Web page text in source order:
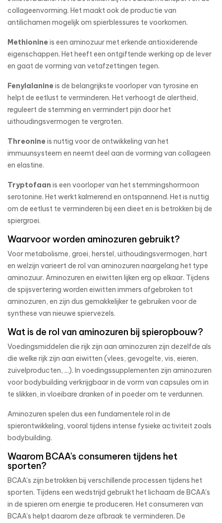
collageenvorming. Het maakt ook de productie van
antilichamen mogelijk om spierblessures te voorkomen.
Methionine is een aminozuur met erkende antioxiderende
eigenschappen. Het heeft een ontgiftende werking op de lever
en gaat de vorming van vetafzettingen tegen.
Fenylalanine is de belangrijkste voorloper van tyrosine en
helpt de eetlust te verminderen. Het verhoogt de alertheid,
reguleert de stemming en vermindert pijn door het
uithoudingsvermogen te vergroten.
Threonine is nuttig voor de ontwikkeling van het
immuunsysteem en neemt deel aan de vorming van collageen
en elastine.
Tryptofaan is een voorloper van het stemmingshormoon
serotonine. Het werkt kalmerend en ontspannend. Het is nuttig
om de eetlust te verminderen bij een dieet en is betrokken bij de
spiergroei.
Waarvoor worden aminozuren gebruikt?
Voor metabolisme, groei, herstel, uithoudingsvermogen, hart
en welzijn varieert de rol van aminozuren naargelang het type
aminozuur. Aminozuren en eiwitten lijken erg op elkaar. Tijdens
de spijsvertering worden eiwitten immers afgebroken tot
aminozuren, en zijn dus gemakkelijker te gebruiken voor de
synthese van nieuwe spiervezels.
Wat is de rol van aminozuren bij spieropbouw?
Voedingsmiddelen die rijk zijn aan aminozuren zijn dezelfde als
die welke rijk zijn aan eiwitten (vlees, gevogelte, vis, eieren,
zuivelproducten, ...). In voedingssupplementen zijn aminozuren
voor bodybuilding verkrijgbaar in de vorm van capsules om in
te slikken, in vloeibare dranken of in poeder om te verdunnen.
Aminozuren spelen dus een fundamentele rol in de
spierontwikkeling, vooral tijdens intense fysieke activiteit zoals
bodybuilding.
Waarom BCAA's consumeren tijdens het
sporten?
BCAA's zijn betrokken bij verschillende processen tijdens het
sporten. Tijdens een wedstrijd gebruikt het lichaam de BCAA's
in de spieren om energie te produceren. Het consumeren van
BCAA's helpt daarom deze afbraak te verminderen. De